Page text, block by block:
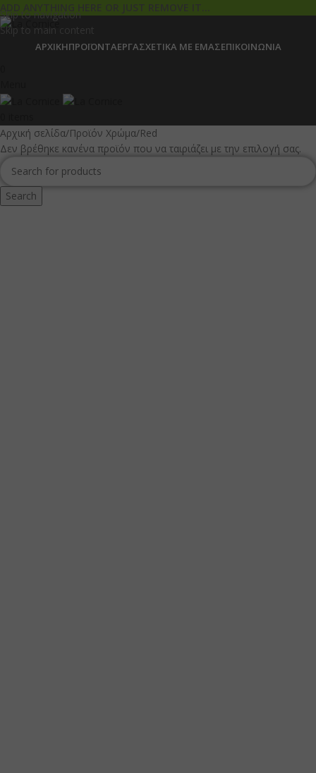
Skip to navigation
Skip to main content
ADD ANYTHING HERE OR JUST REMOVE IT…
ΑΡΧΙΚΉΠΡΟΪΌΝΤΑΈΡΓΑΣΧΕΤΙΚΆ ΜΕ ΕΜΆΣΕΠΙΚΟΙΝΩΝΊΑ
Αρχική σελίδα Προϊόν Χρώμα Red
Δεν βρέθηκε κανένα προϊόν που να ταιριάζει με την επιλογή σας.
Search